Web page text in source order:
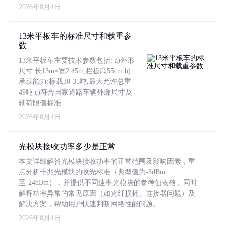
2026年8月4日
13米平板车的标准尺寸和载重参
数
13米平板车主要技术参数包括: a)外形
尺寸:长13m×宽2.45m,栏板高55cm b)
承载能力:标载30-35吨,最大允许总重
49吨 c)符合国家道路车辆外廓尺寸及
轴荷限值标准
2026年8月4日
光模块接收功率多少是正常
本文详细解答光模块接收功率的正常范围及影响因素，重
点分析千兆光模块的收光标准（典型值为-3dBm
至-24dBm），并提供不同速率光模块的参考值表格。同时
解释功率异常的常见原因（如光纤损耗、连接器问题）及
解决方案，帮助用户快速判断网络性能问题。
2026年8月4日